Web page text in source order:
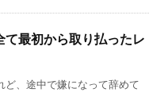
て最初から取り払ったレ
ど、途中で嫌になって辞めて